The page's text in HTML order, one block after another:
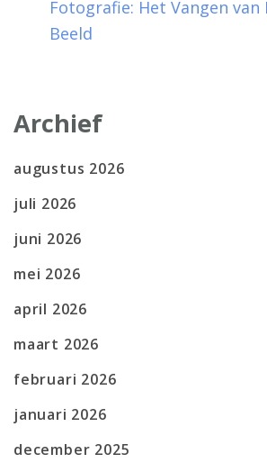
Fotografie: Het Vangen van
Beeld
Archief
augustus 2026
juli 2026
juni 2026
mei 2026
april 2026
maart 2026
februari 2026
januari 2026
december 2025